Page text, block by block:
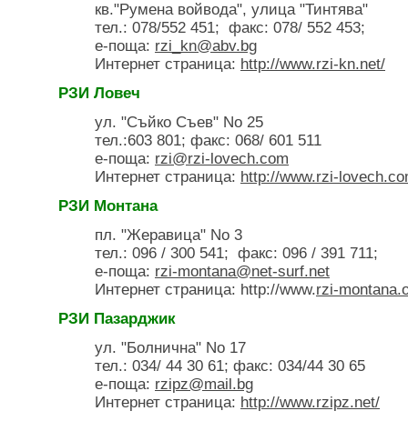
кв."Румена войвода", улица "Тинтява"
тел.: 078/552 451; факс: 078/ 552 453;
е-поща: rzi_kn@abv.bg
Интернет страница: http://www.rzi-kn.net/
РЗИ Ловеч
ул. "Съйко Съев" No 25
тел.:603 801; факс: 068/ 601 511
е-поща: rzi@rzi-lovech.com
Интернет страница: http://www.rzi-
РЗИ Монтана
пл. "Жеравица" No 3
тел.: 096 / 300 541; факс: 096 / 391 711;
е-поща: rzi-montana@net-surf.net
Интернет страница: http://www.rzi-
РЗИ Пазарджик
ул. "Болнична" No 17
тел.: 034/ 44 30 61; факс: 034/44 30 65
е-поща: rzipz@mail.bg
Интернет страница: http://www.rzipz.net/